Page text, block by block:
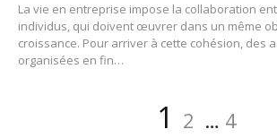
La vie en entreprise impose la collaboration
individus, qui doivent œuvrer dans un même
croissance. Pour arriver à cette cohésion, des
organisées en fin…
Page
1 Page
2 … Page
4